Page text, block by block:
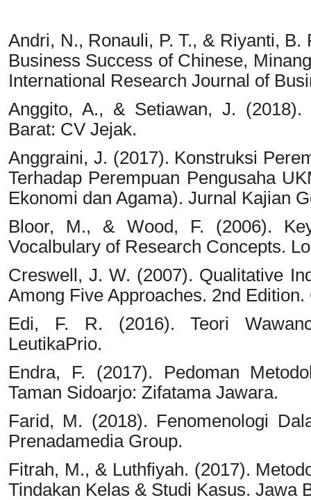
Andri, N., Ronauli, P. T., & Riyanti,
Business Success of Chinese,
International Research Journal of
Anggito, A., & Setiawan, J.
Barat: CV Jejak.
Anggraini, J. (2017). Konstruksi
Terhadap Perempuan Pengusaha
Ekonomi dan Agama). Jurnal Kajian
Bloor, M., & Wood, F. (2006).
Vocalbulary of Research Concepts.
Creswell, J. W. (2007). Qualitative
Among Five Approaches. 2nd
Edi, F. R. (2016). Teori
LeutikaPrio.
Endra, F. (2017). Pedoman
Taman Sidoarjo: Zifatama Jawara.
Farid, M. (2018). Fenomenologi
Prenadamedia Group.
Fitrah, M., & Luthfiyah. (2017).
Tindakan Kelas & Studi Kasus. Jawa